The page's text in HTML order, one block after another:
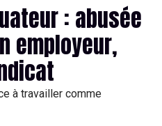
: abusée
employeur,
à travailler comme